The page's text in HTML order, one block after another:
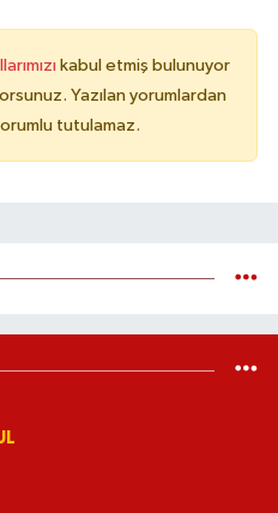
kabul etmiş bulunuyor
Yazılan yorumlardan
tutulamaz.